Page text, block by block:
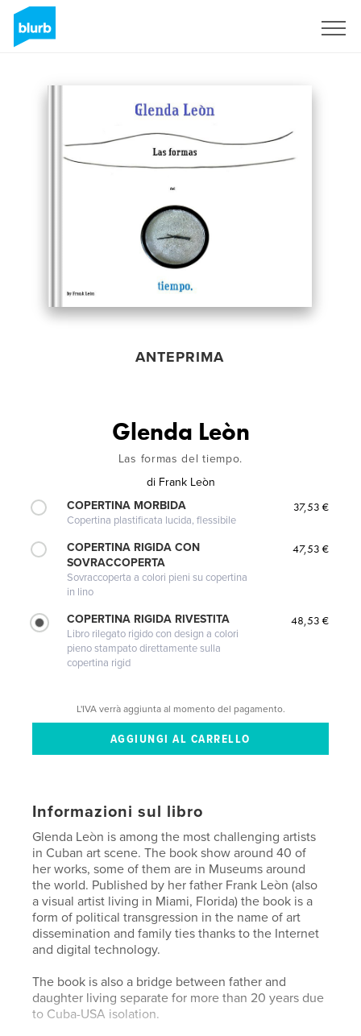
ANTEPRIMA
Glenda Leòn
Las formas del tiempo.
di Frank Leòn
COPERTINA MORBIDA
Copertina plastificata lucida, flessibile
37,53 €
COPERTINA RIGIDA CON
SOVRACCOPERTA
Sovraccoperta a colori pieni su copertina
in lino
47,53 €
COPERTINA RIGIDA RIVESTITA
Libro rilegato rigido con design a colori
pieno stampato direttamente sulla
copertina rigid
48,53 €
L'IVA verrà aggiunta al momento del pagamento.
Informazioni sul libro
Glenda Leòn is among the most challenging artists
in Cuban art scene. The book show around 40 of
her works, some of them are in Museums around
the world. Published by her father Frank Leòn (also
a visual artist living in Miami, Florida) the book is a
form of political transgression in the name of art
dissemination and family ties thanks to the Internet
and digital technology.
The book is also a bridge between father and
daughter living separate for more than 20 years due
to Cuba-USA isolation.